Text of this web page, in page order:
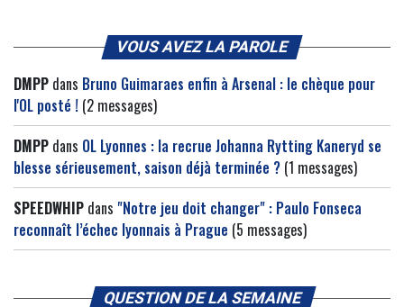
VOUS AVEZ LA PAROLE
DMPP dans Bruno Guimaraes enfin à Arsenal : le chèque pour
l'OL posté ! (2 messages)
DMPP dans OL Lyonnes : la recrue Johanna Rytting Kaneryd se
blesse sérieusement, saison déjà terminée ? (1 messages)
SPEEDWHIP dans "Notre jeu doit changer" : Paulo Fonseca
reconnaît l’échec lyonnais à Prague (5 messages)
QUESTION DE LA SEMAINE